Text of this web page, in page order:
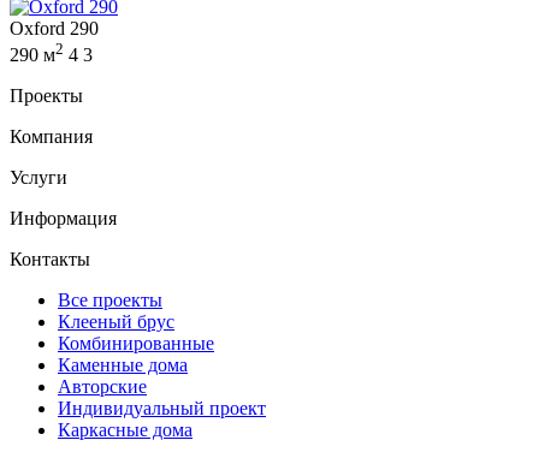
Oxford 290
290 м2 4 3
Проекты
Компания
Услуги
Информация
Контакты
Все проекты
Клееный брус
Комбинированные
Каменные дома
Авторские
Индивидуальный проект
Каркасные дома